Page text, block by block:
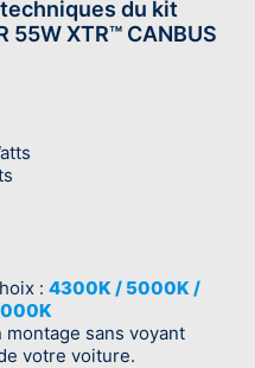
du kit
55W XTR™ CANBUS
: 4300K / 5000K /
montage sans voyant
votre voiture.